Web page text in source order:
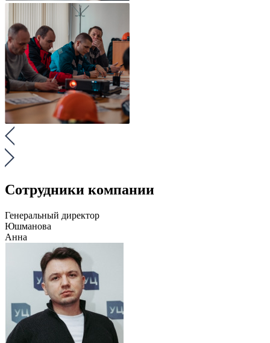
Сотрудники компании
Генеральный директор
Юшманова
Анна